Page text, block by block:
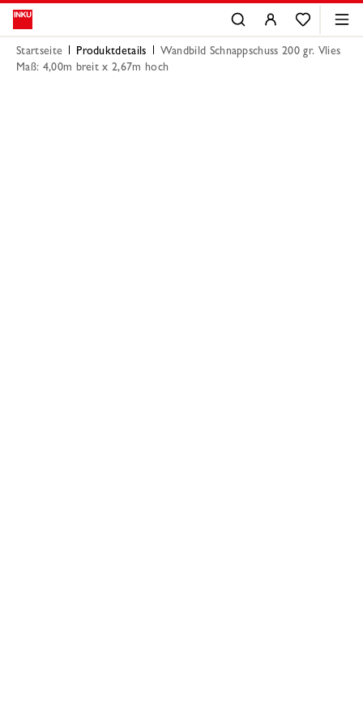
Startseite Produktdetails
Wandbild Schnappschuss 200 gr. Vlies
Maß: 4,00m breit x 2,67m hoch